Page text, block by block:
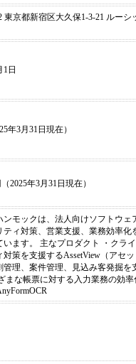
東京都新宿区大久保1-3-21 ルー
1日
年3月31日現在）
2025年3月31日現在）
ンモックは、法人向けソフトウェ
ティ対策、営業支援、業務効率化
います。 主なプロダクト ・クラ
対策を支援するAssetView（アセ
管理、案件管理、見込み客発掘を
まな帳票に対する入力業務の効